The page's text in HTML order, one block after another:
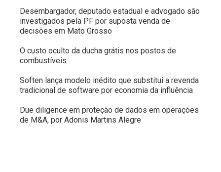
Desembargador, deputado estadual e advogado são
investigados pela PF por suposta venda de
decisões em Mato Grosso
O custo oculto da ducha grátis nos postos de
combustíveis
Soften lança modelo inédito que substitui a revenda
tradicional de software por economia da influência
Due diligence em proteção de dados em operações
de M&A, por Adonis Martins Alegre